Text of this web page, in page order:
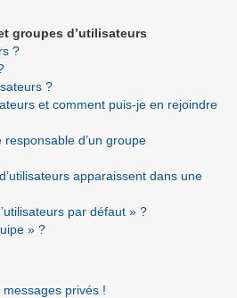
groupes d’utilisateurs
?
?
et comment puis-je en rejoindre
d’un groupe
apparaissent dans une
par défaut » ?
» ?
privés !